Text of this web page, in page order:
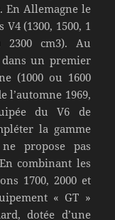
En Allemagne le
(1300, 1500, 1
cm3). Au
dans un premier
(1000 ou 1600
l’automne 1969,
du V6 de
la gamme
propose pas
combinant les
1700, 2000 et
« GT »
dotée d’une